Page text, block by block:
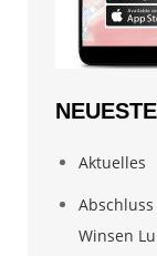
Aktuelles
Winsen